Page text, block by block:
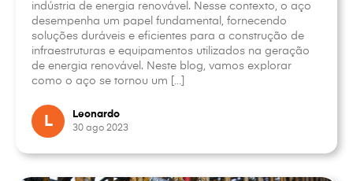
indústria de energia renovável. Nesse contexto, o aço
desempenha um papel fundamental, fornecendo
soluções duráveis e eficientes para a construção de
infraestruturas e equipamentos utilizados na geração
de energia renovável. Neste blog, vamos explorar
como o aço se tornou um […]
L Leonardo
30 ago 2023